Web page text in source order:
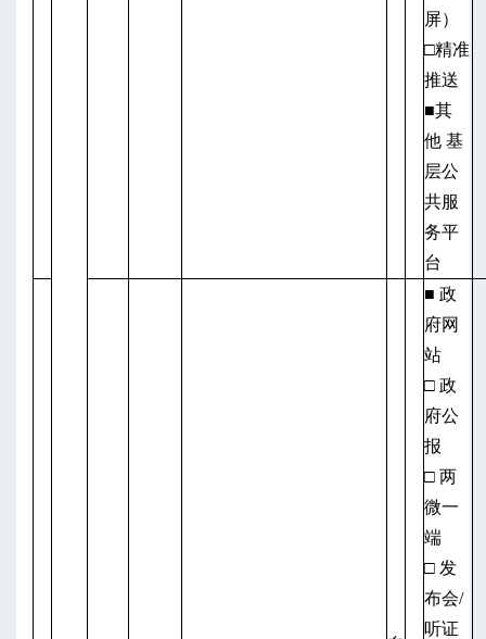
屏）
□精准
推送
■其
他 基
层公
共服
务平
台
■ 政
府网
站
□ 政
府公
报
□ 两
微一
端
□ 发
布会/
听证